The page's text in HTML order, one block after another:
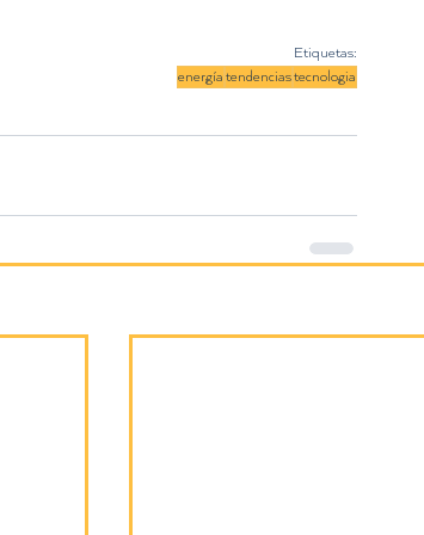
Etiquetas:
energía tendenciastecnologia